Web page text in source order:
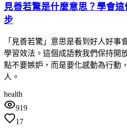
見善若驚是什麼意思？學會
步
「見善若驚」意思是看到好人好事
學習效法。這個成語教我們保持開
點不要嫉妒，而是要化感動為行動
人。
health
919
17